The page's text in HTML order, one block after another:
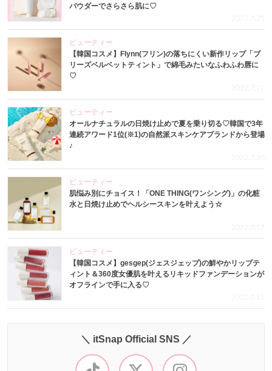
パウダーでさらさら肌に♡
ビューティー
【韓国コスメ】Flynn(フリン)の落ちにくい新作リップ「ブ
リーズベルベットティント」で綿毛みたいなふわふわ唇に
♡
2022.7.21
ビューティー
オールナチュラルの日焼け止めで夏を乗り切る♡韓国で3年
連続アワード1位(※1)の自然派スキンケアブランドから登場
♪
ビューティー
肌悩み別にチョイス！「ONE THING(ワンシング)」の化粧
水と日焼け止めでヘルシースキンを叶えよう☆
2022.7.17
ビューティー
【韓国コスメ】gesgep(ジェスジェップ)の鮮やかリップテ
ィント＆360度女優肌を叶えるリキッドファンデーションが
オフラインで手に入る♡
2022.7.11
＼ itSnap Official SNS ／